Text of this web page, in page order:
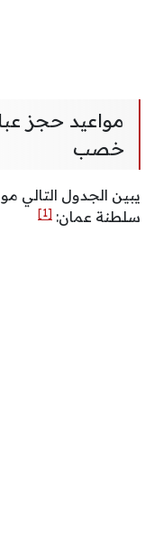
مواعيد حجز
خصب
يبين الجدول
سلطنة عمان: [1]